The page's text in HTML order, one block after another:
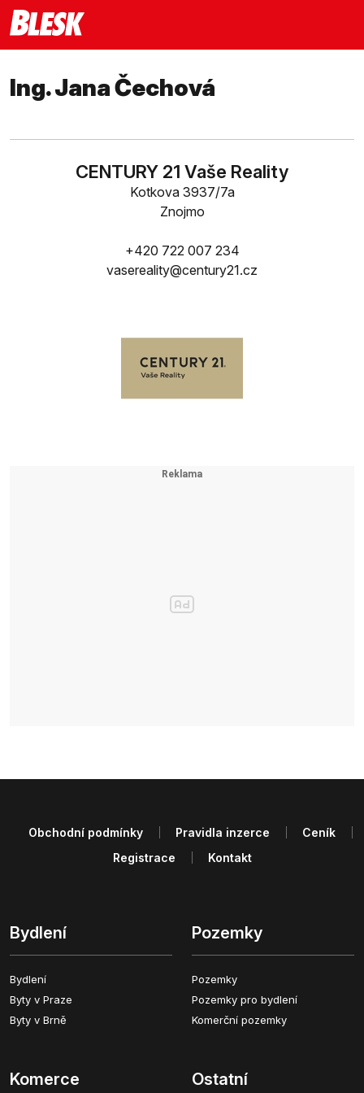
Ing. Jana Čechová
CENTURY 21 Vaše Reality
Kotkova 3937/7a
Znojmo
+420 722 007 234
vasereality@century21.cz
Bydlení
Bydlení
Byty v Praze
Byty v Brně
Pozemky
Pozemky
Pozemky pro bydlení
Komerční pozemky
Komerce Ostatní
Obchodní podmínky Pravidla inzerce
Ceník
Registrace
Kontakt